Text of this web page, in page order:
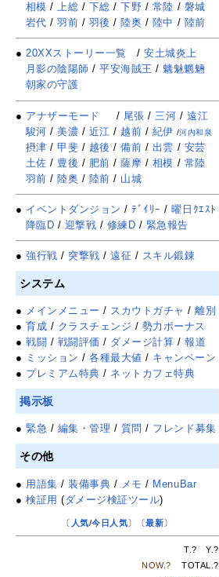
相模 /上総 / 下総 /下野 / 常陸 / 磐城
岩代 /羽前 / 羽後 / 陸奥 / 陸中 / 陸前
●20XXストーリー一覧 /安土城炎上
月影の陰陽師 /平安海賊王 / 魑魅魍魎
朝家の守護
● アナザーモード / 尾張 / 三河 / 遠江
駿河 /美濃 / 近江 / 越前 / 紀伊 /河内和泉
摂津 /甲斐 / 越後 /備前 / 出雲 / 安芸
土佐 / 豊後 / 肥前 /薩摩 / 相模 / 常陸
羽前 /陸奥 / 陸前 / 山城
● イベントダンジョン /ﾃﾞｲﾘｰ /曜日ｸｴｽﾄ
降臨D / 迎撃戦 / 修練D / 緊急報告
●強行戦 / 突撃戦 /遠征 / スキル鍛錬
システム
● メインメニュー / スカウトガチャ /離別
●育成 / クラスチェンジ / 勢力ボーナス
●戦闘 / 戦闘評価 / ダメージ計算 / 報道
● ミッション /各種最大値 / キャンペーン
● プレミアム特典 / ネットカフェ特典
掲示板
●緊急 / 編集・管理 / 質問 / フレンド募集
その他
● 用語集 /装備事典 / メモ / MenuBar
●検証用 (ダメージ検証ツール)
〔 人気/今日人気〕〔最新〕
T.? Y.?
NOW.? TOTAL.?